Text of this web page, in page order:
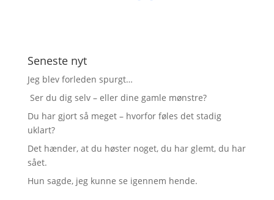
Seneste nyt
Jeg blev forleden spurgt…
Ser du dig selv – eller dine gamle mønstre?
Du har gjort så meget – hvorfor føles det stadig
uklart?
Det hænder, at du høster noget, du har glemt, du har
sået.
Hun sagde, jeg kunne se igennem hende.